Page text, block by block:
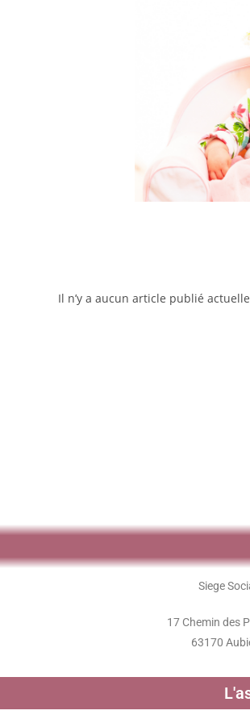
Il n’y a aucun article publié
Siege
17 Chemin des
63170